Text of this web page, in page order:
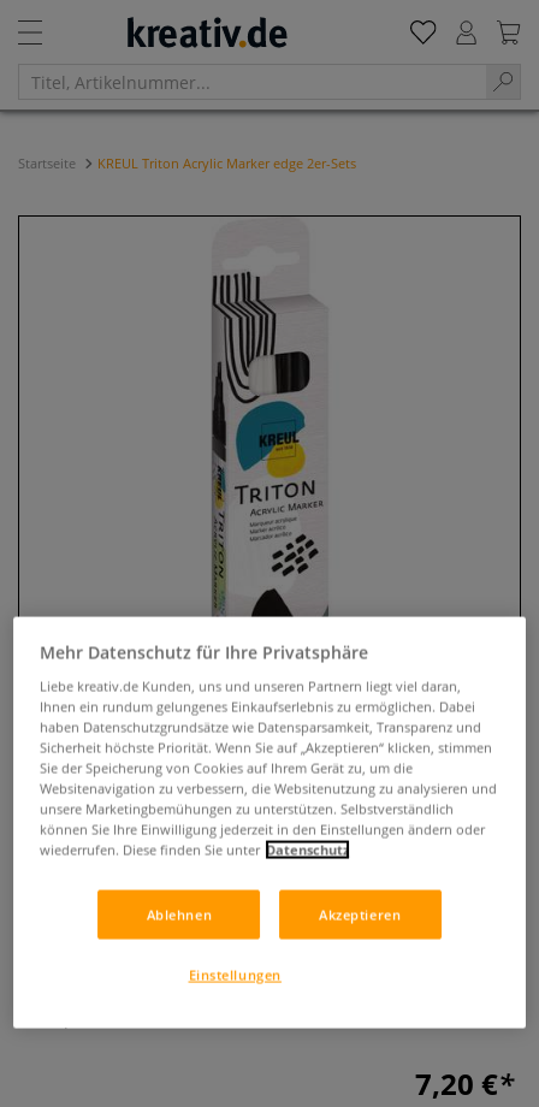
Startseite KREUL Triton Acrylic Marker edge 2er-Sets
KREUL Triton Acrylic Marker edge
2er-Sets
0 Bewertungen
KREUL Triton Acrylic Marker sind die perfekte Ergänzung
zur SOLO GOYA Triton Acrylfarbe. Lieferbar sind die Marker
im 2er-Set in verschiedenen Sortierungen mit einer
7,20 €
Mehr Datenschutz für Ihre Privatsphäre
Liebe kreativ.de Kunden, uns und unseren Partnern liegt viel daran,
Ihnen ein rundum gelungenes Einkaufserlebnis zu ermöglichen. Dabei
haben Datenschutzgrundsätze wie Datensparsamkeit, Transparenz und
Sicherheit höchste Priorität. Wenn Sie auf „Akzeptieren“ klicken, stimmen
Sie der Speicherung von Cookies auf Ihrem Gerät zu, um die
Websitenavigation zu verbessern, die Websitenutzung zu analysieren und
unsere Marketingbemühungen zu unterstützen. Selbstverständlich
können Sie Ihre Einwilligung jederzeit in den Einstellungen ändern oder
wiederrufen. Diese finden Sie unter Datenschutz
Ablehnen Akzeptieren
Einstellungen